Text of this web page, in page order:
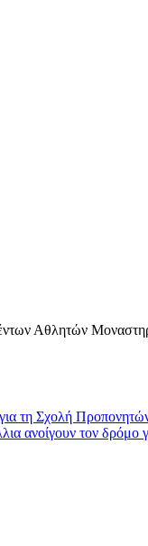
Αθλητών
τη Σχολή
ανοίγουν τον δρόμο